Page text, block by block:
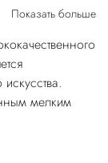
Показать больше
мелким